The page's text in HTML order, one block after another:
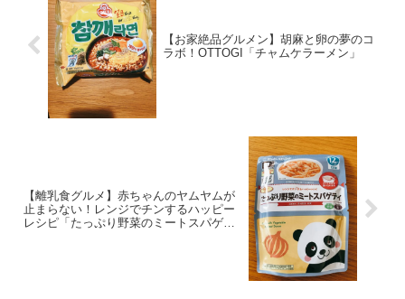
【お家絶品グルメン】胡麻と卵の夢のコ
ラボ！OTTOGI「チャムケラーメン」
【離乳食グルメ】赤ちゃんのヤムヤムが
止まらない！レンジでチンするハッピー
レシピ「たっぷり野菜のミートスパゲテ